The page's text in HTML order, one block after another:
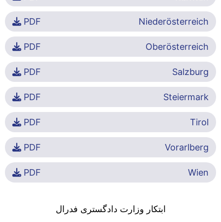
Niederösterreich
PDF
Oberösterreich
PDF
Salzburg
PDF
Steiermark
PDF
Tirol
PDF
Vorarlberg
PDF
Wien
PDF
ابتکار وزارت دادگستری فدرال